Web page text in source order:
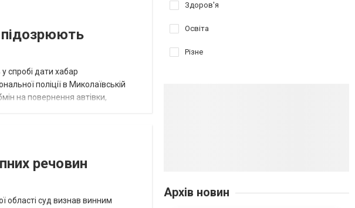
підозрюють
спробі дати хабар
поліції в Миколаївській
на повернення автівки,
речовин
області суд визнав винним
Здоров'я
Освіта
Різне
Архів новин